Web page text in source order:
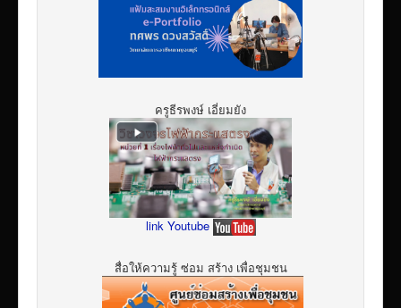
ครูธีรพงษ์ เอี่ยมยัง
link Youtube
สื่อให้ความรู้ ซ่อม สร้าง เพื่อชุมชน